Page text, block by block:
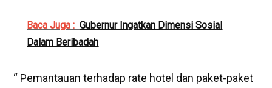
Baca Juga : Gubernur Ingatkan Dimensi Sosial
Dalam Beribadah
“ Pemantauan terhadap rate hotel dan paket-paket